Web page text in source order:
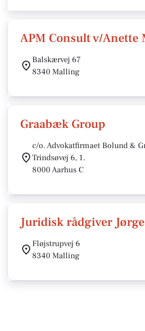
APM Consult v/Anette
Balskærvej 67
8340 Malling
Graabæk Group
c/o. Advokatfirmaet Bolund &
Trindsøvej 6, 1.
8000 Aarhus C
Juridisk rådgiver
Fløjstrupvej 6
8340 Malling